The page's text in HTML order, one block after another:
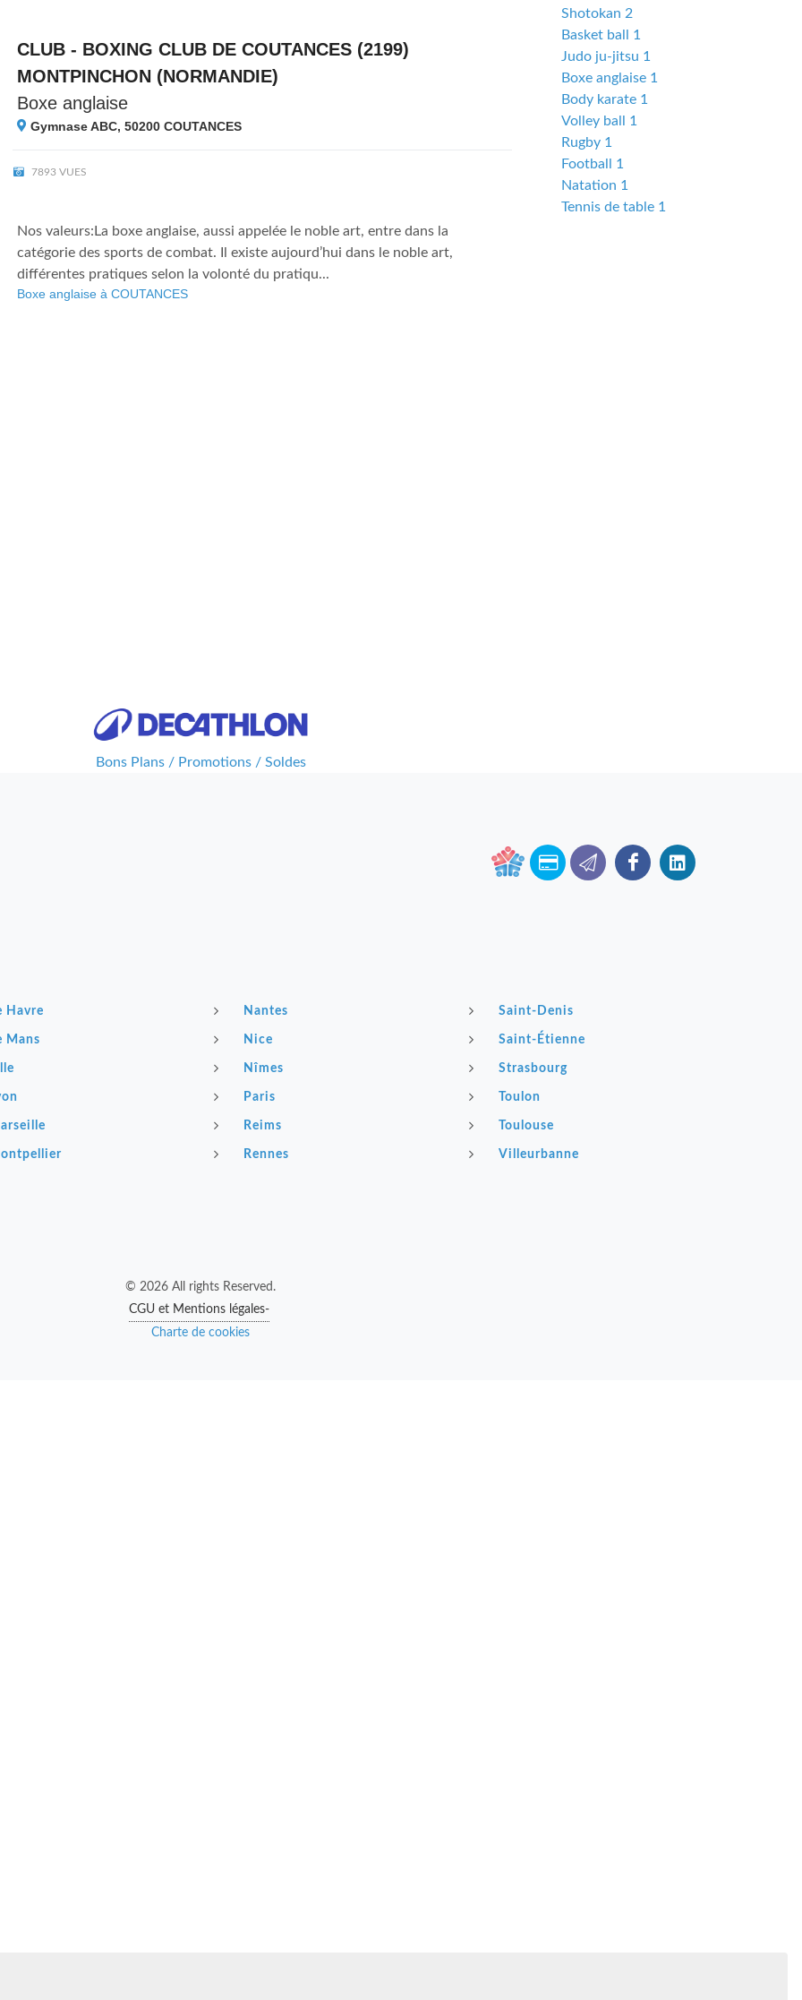
CLUB - BOXING CLUB DE COUTANCES (2199)
MONTPINCHON (NORMANDIE)
Boxe anglaise
Gymnase ABC, 50200COUTANCES
7893 VUES
Nos valeurs:La boxe anglaise, aussi appelée le noble art, entre dans la
catégorie des sports de combat. Il existe aujourd’hui dans le noble art,
différentes pratiques selon la volonté du pratiqu...
Boxe anglaise à COUTANCES
Shotokan 2
Basket ball 1
Judo ju-jitsu 1
Boxe anglaise 1
Body karate 1
Volley ball 1
Rugby 1
Football 1
Natation 1
Tennis de table 1
Bons Plans / Promotions / Soldes
Havre
Mans
Nantes
Nice
Nîmes
Paris
Reims
Rennes
Saint-Denis
Saint-Étienne
Strasbourg
Toulon
Toulouse
Villeurbanne
© 2026 All rights Reserved.
CGU et Mentions légales-
Charte de cookies